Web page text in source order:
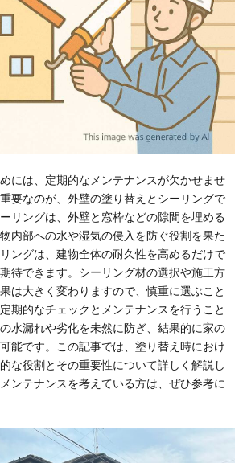
には、定期的なメンテナンスが欠かせませ
要なのが、外壁の塗り替えとシーリングで
リングは、外壁と窓枠などの隙間を埋める
内部への水や湿気の侵入を防ぐ役割を果た
ングは、建物全体の耐久性を高めるだけで
待できます。シーリング材の選択や施工方
は大きく変わりますので、慎重に選ぶこと
期的なチェックとメンテナンスを行うこと
水漏れや劣化を未然に防ぎ、結果的に家の
能です。この記事では、塗り替え時におけ
な役割とその重要性について詳しく解説し
ンテナンスを考えている方は、ぜひ参考に